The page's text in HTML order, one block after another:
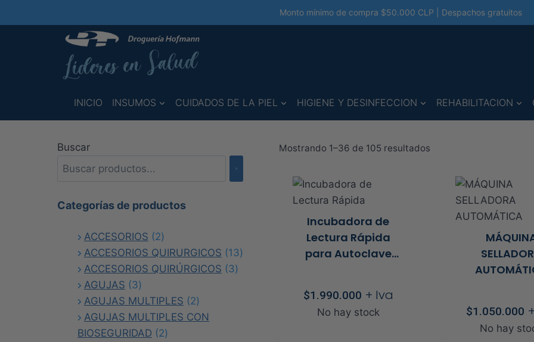
al
Monto mínimo de compra $50.000 CLP | Despachos gratuitos
INICIO INSUMOS CUIDADOS DE LA PIEL HIGIENE Y DESINFECCION REHABILITACION
Mostrando 1–36 de 105 resultadosOrdenado
precio:
Incubadora de
Lectura Rápida
para Autoclave
$1.990.000 + Iva
No hay stock $1.050.000
No hay
Buscar
Categorías de productos
ACCESORIOS 22
productos
ACCESORIOS QUIRURGICOS 1313
ACCESORIOS QUIRÚRGICOS 33
AGUJAS 33
productos
AGUJAS MULTIPLES 22
productos
AGUJAS MULTIPLES CON
BIOSEGURIDAD
22